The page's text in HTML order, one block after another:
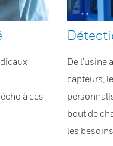
à ces
De l’usine
capteurs,
bout de
les